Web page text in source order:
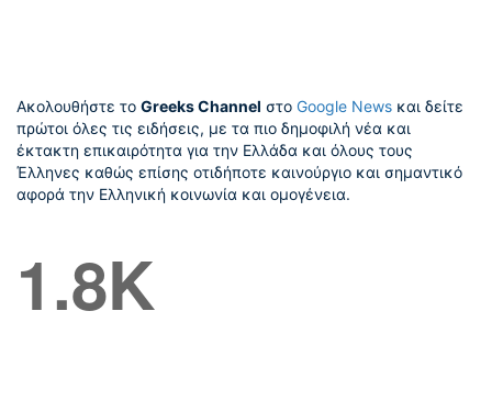
Ακολουθήστε το Greeks Channel στο Google News και δείτε
πρώτοι όλες τις ειδήσεις, με τα πιο δημοφιλή νέα και
έκτακτη επικαιρότητα για την Ελλάδα και όλους τους
Έλληνες καθώς επίσης οτιδήποτε καινούργιο και σημαντικό
αφορά την Ελληνική κοινωνία και ομογένεια.
1.8K